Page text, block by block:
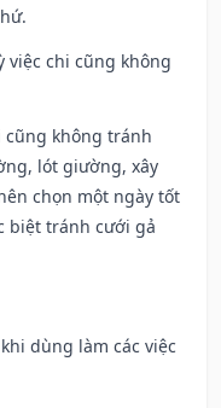
việc chi cũng không
cũng không tránh
lót giường, xây
chọn một ngày tốt
biệt tránh cưới gả
dùng làm các việc